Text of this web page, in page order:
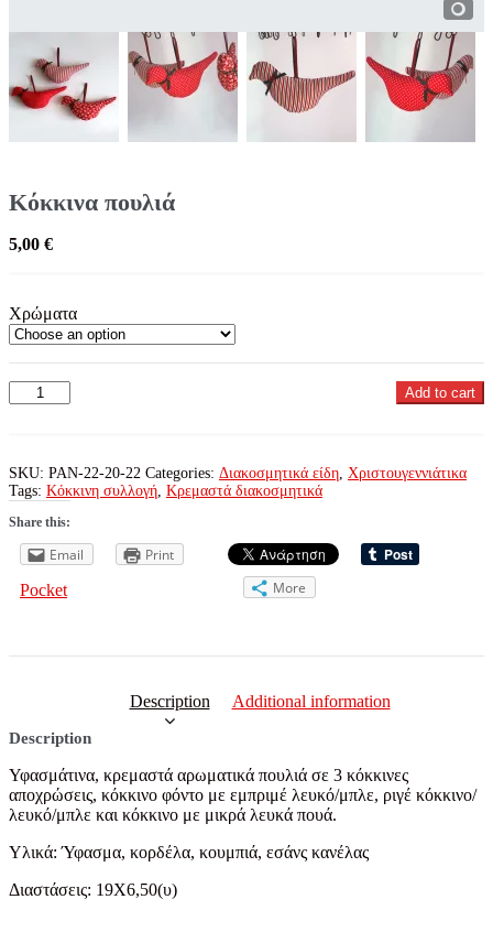
Κόκκινα πουλιά
5,00 €
Χρώματα
Κόκκινα
πουλιά
Add to cart
SKU: PAN-22-20-22 Categories: Διακοσμητικά είδη Χριστουγεννιάτικα
Tags: Κόκκινη συλλογή Κρεμαστά διακοσμητικά
Share this:
Email
Print
Pocket
More
Description Additional information
Description
Υφασμάτινα, κρεμαστά αρωματικά πουλιά σε 3 κόκκινες
αποχρώσεις, κόκκινο φόντο με εμπριμέ λευκό/μπλε, ριγέ κόκκινο/
λευκό/μπλε και κόκκινο με μικρά λευκά πουά.
Υλικά: Ύφασμα, κορδέλα, κουμπιά, εσάνς κανέλας
Διαστάσεις: 19X6,50(υ)